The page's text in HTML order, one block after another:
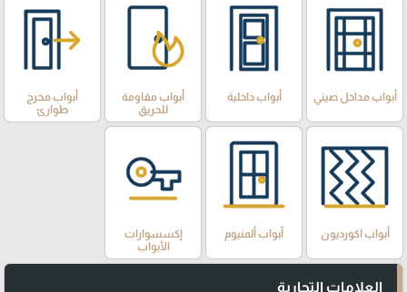
أبواب مداخل صيني أبواب داخلية
أبواب مقاومة
للحريق
أبواب مخرج
طوارئ
أبواب اكورديون أبواب ألمنيوم
إكسسوارات
الأبواب
العلامات التجارية